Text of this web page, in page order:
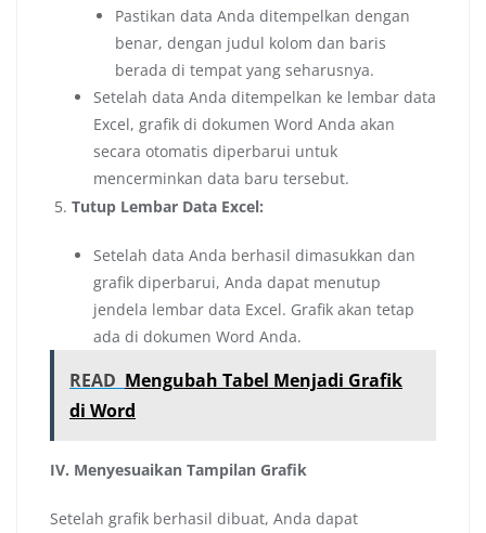
Pastikan data Anda ditempelkan dengan
benar, dengan judul kolom dan baris
berada di tempat yang seharusnya.
Setelah data Anda ditempelkan ke lembar data
Excel, grafik di dokumen Word Anda akan
secara otomatis diperbarui untuk
mencerminkan data baru tersebut.
Tutup Lembar Data Excel:
Setelah data Anda berhasil dimasukkan dan
grafik diperbarui, Anda dapat menutup
jendela lembar data Excel. Grafik akan tetap
ada di dokumen Word Anda.
READ Mengubah Tabel Menjadi Grafik
di Word
IV. Menyesuaikan Tampilan Grafik
Setelah grafik berhasil dibuat, Anda dapat